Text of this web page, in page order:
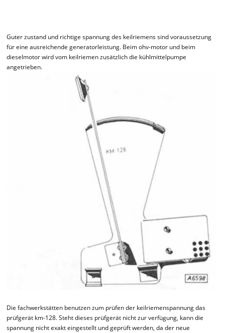
Guter zustand und richtige spannung des keilriemens sind voraussetzung
für eine ausreichende generatorleistung. Beim ohv-motor und beim
dieselmotor wird vom keilriemen zusätzlich die kühlmittelpumpe
angetrieben.
Die fachwerkstätten benutzen zum prüfen der keilriemenspannung das
prüfgerät km-128. Steht dieses prüfgerät nicht zur verfügung, kann die
spannung nicht exakt eingestellt und geprüft werden, da der neue